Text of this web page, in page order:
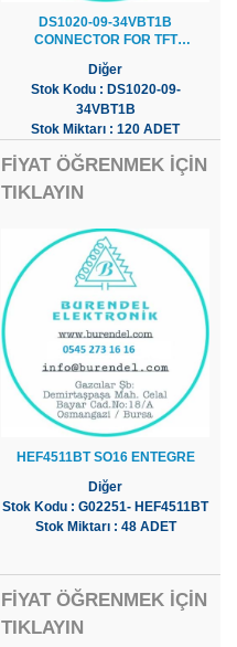
DS1020-09-34VBT1B
CONNECTOR FOR TFT
Diğer
Stok Kodu : DS1020-09-
34VBT1B
Stok Miktarı : 120 ADET
FİYAT ÖĞRENMEK İÇİN
TIKLAYIN
HEF4511BT SO16 ENTEGRE
Diğer
Stok Kodu : G02251- HEF4511BT
Stok Miktarı : 48 ADET
FİYAT ÖĞRENMEK İÇİN
TIKLAYIN